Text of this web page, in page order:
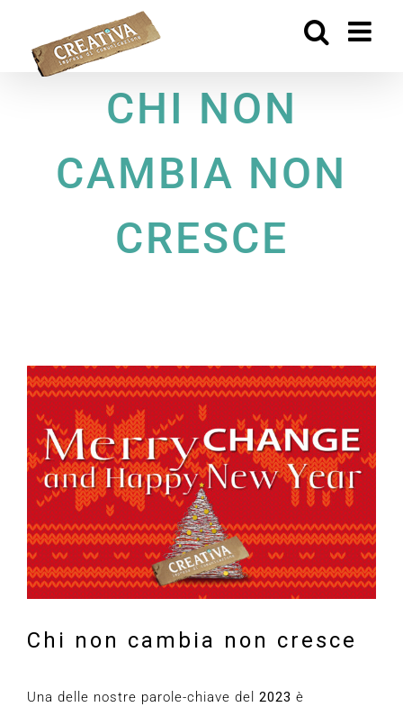
contenuto
CHI NON
CAMBIA NON
CRESCE
Ingrandisci
immagine
Chi non cambia non cresce
Una delle nostre parole-chiave del 2023 è